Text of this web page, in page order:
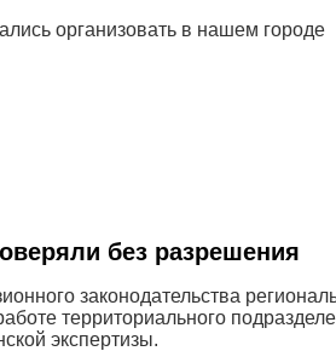
организовать в нашем городе
без разрешения
законодательства
территориального
экспертизы.